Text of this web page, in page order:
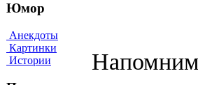
Юмор
Анекдоты
Картинки
Истории